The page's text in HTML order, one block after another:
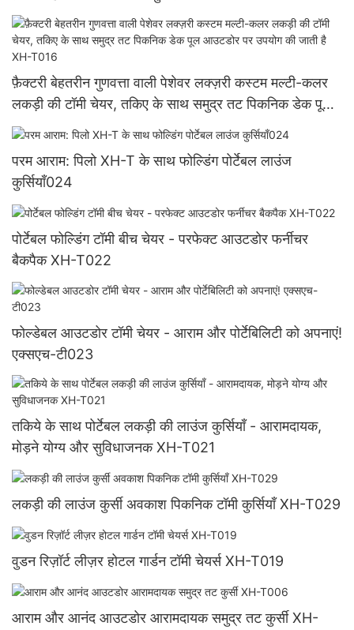
फ़ैक्टरी बेहतरीन गुणवत्ता वाली पेशेवर लक्ज़री कस्टम मल्टी-कलर
लकड़ी की टॉमी चेयर, तकिए के साथ समुद्र तट पिकनिक डेक पूल
आउटडोर पर उपयोग की जाती है XH-T016
परम आराम: पिलो XH-T के साथ फोल्डिंग पोर्टेबल लाउंज
कुर्सियाँ024
पोर्टेबल फोल्डिंग टॉमी बीच चेयर - परफेक्ट आउटडोर फर्नीचर
बैकपैक XH-T022
फोल्डेबल आउटडोर टॉमी चेयर - आराम और पोर्टेबिलिटी को अपनाएं!
एक्सएच-टी023
तकिये के साथ पोर्टेबल लकड़ी की लाउंज कुर्सियाँ - आरामदायक,
मोड़ने योग्य और सुविधाजनक XH-T021
लकड़ी की लाउंज कुर्सी अवकाश पिकनिक टॉमी कुर्सियाँ XH-T029
वुडन रिज़ॉर्ट लीज़र होटल गार्डन टॉमी चेयर्स XH-T019
आराम और आनंद आउटडोर आरामदायक समुद्र तट कुर्सी XH-